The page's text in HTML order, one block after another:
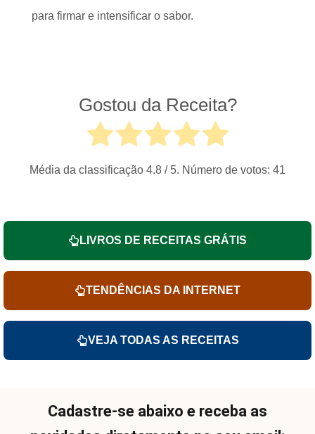
para firmar e intensificar o sabor.
Gostou da Receita?
Média da classificação 4.8 / 5. Número de votos: 41
LIVROS DE RECEITAS GRÁTIS
TENDÊNCIAS DA INTERNET
VEJA TODAS AS RECEITAS
Cadastre-se abaixo e receba as